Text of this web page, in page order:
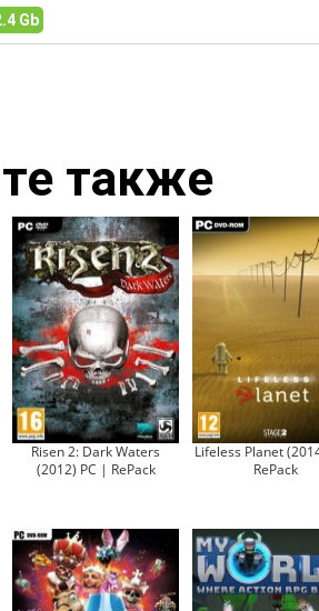
Gb
также
Risen 2: Dark Waters
(2012) PC | RePack
Lifeless Planet
RePack